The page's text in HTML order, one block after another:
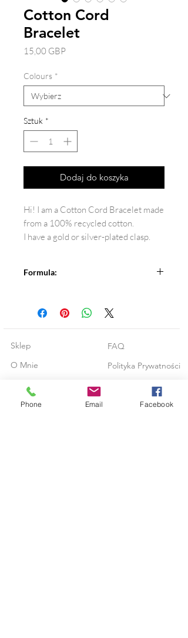
Cotton Cord
Bracelet
15,00 GBPCena
Colours *
Sztuk *
Dodaj do koszyka
Hi! I am a Cotton Cord Bracelet made
from a 100% recycled cotton.
I have a gold or silver-plated clasp.
Formula:
Silver or gold-plated clasp
Sklep
O Mnie
Kontakt
FAQ
Polityka Prywatności
Phone Email Facebook